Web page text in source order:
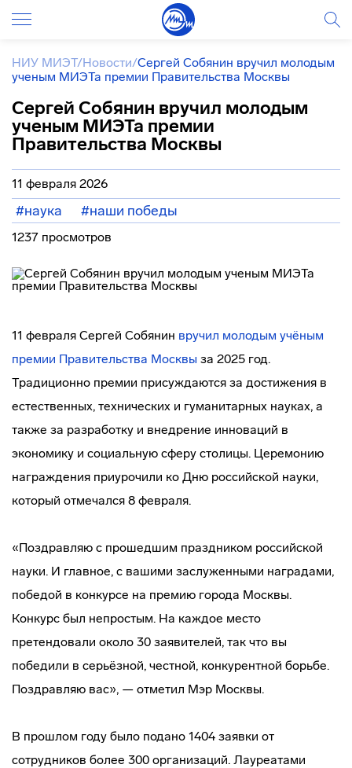
НИУ МИЭТ/Новости/Сергей Собянин вручил молодым
ученым МИЭТа премии Правительства Москвы
Сергей Собянин вручил молодым
ученым МИЭТа премии
Правительства Москвы
11 февраля 2026
#наука #наши победы
1237 просмотров
11 февраля Сергей Собянин вручил молодым учёным
премии Правительства Москвы за 2025 год.
Традиционно премии присуждаются за достижения в
естественных, технических и гуманитарных науках, а
также за разработку и внедрение инноваций в
экономику и социальную сферу столицы. Церемонию
награждения приурочили ко Дню российской науки,
который отмечался 8 февраля.
«Поздравляю с прошедшим праздником российской
науки. И главное, с вашими заслуженными наградами,
победой в конкурсе на премию города Москвы.
Конкурс был непростым. На каждое место
претендовали около 30 заявителей, так что вы
победили в серьёзной, честной, конкурентной борьбе.
Поздравляю вас», — отметил Мэр Москвы.
В прошлом году было подано 1404 заявки от
сотрудников более 300 организаций. Лауреатами